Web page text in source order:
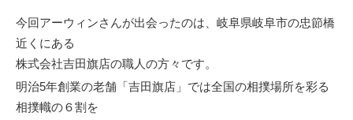
今回アーウィンさんが出会ったのは、岐阜県岐阜市の忠節橋
近くにある
株式会社吉田旗店の職人の方々です。
明治5年創業の老舗「吉田旗店」では全国の相撲場所を彩る
相撲幟の６割を